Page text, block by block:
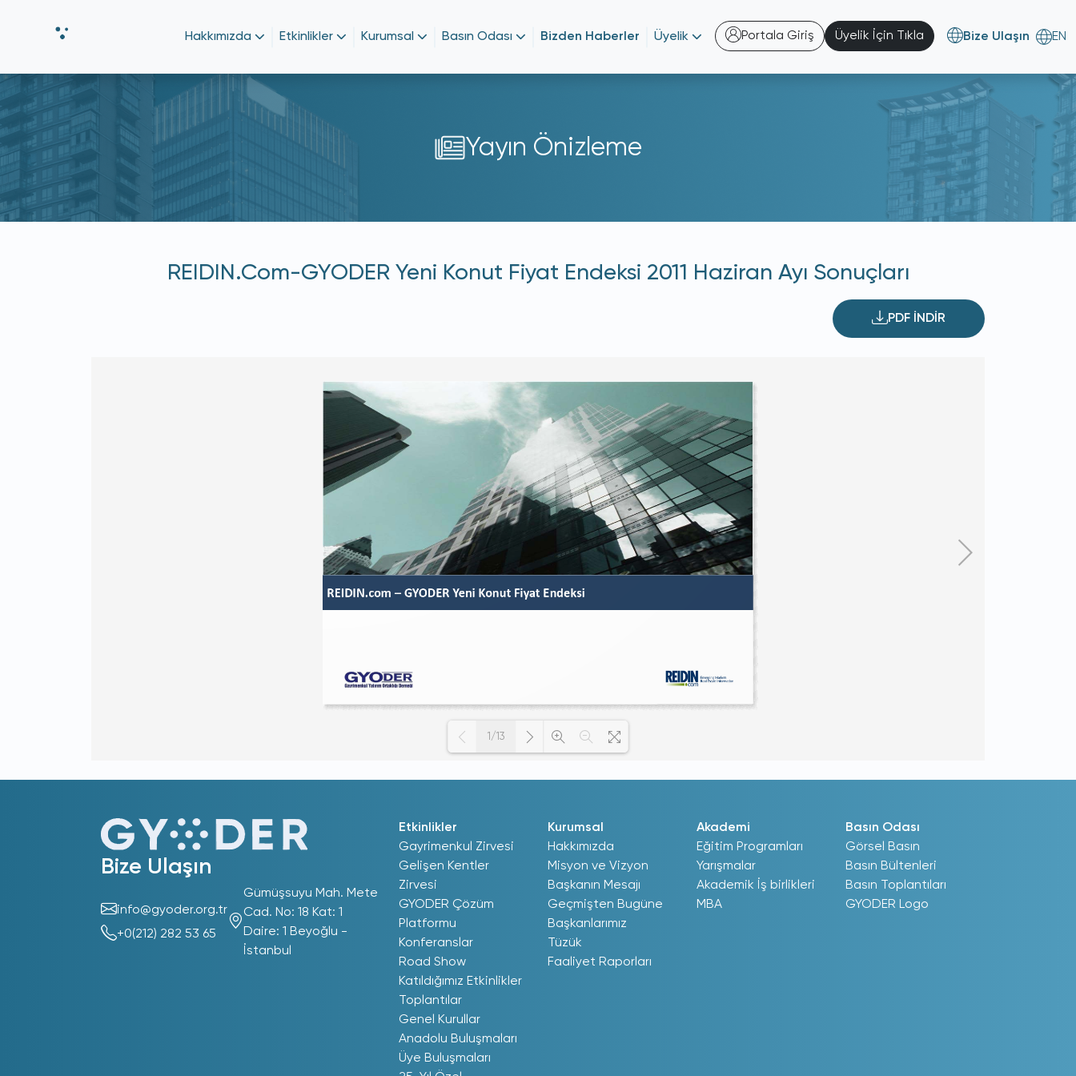
Hakkımızda Etkinlikler Kurumsal Basın Odası Bizden Haberler Üyelik Portala Giriş Üyelik İçin Tıkla Bize Ulaşın EN
Yayın Önizleme
REIDIN.Com-GYODER Yeni Konut Fiyat Endeksi 2011 Haziran Ayı Sonuçları
PDF İNDİR
1/13
Bize Ulaşın
info@gyoder.org.tr
+0(212) 282 53 65
Gümüşsuyu Mah. Mete
Cad. No: 18 Kat: 1
Daire: 1 Beyoğlu -
İstanbul
Etkinlikler
Gayrimenkul Zirvesi
Gelişen Kentler
Zirvesi
GYODER Çözüm
Platformu
Konferanslar
Road Show
Katıldığımız Etkinlikler
Toplantılar
Genel Kurullar
Anadolu Buluşmaları
Üye Buluşmaları
Kurumsal
Hakkımızda
Misyon ve Vizyon
Başkanın Mesajı
Geçmişten Bugüne
Başkanlarımız
Tüzük
Faaliyet Raporları
Akademi
Eğitim Programları
Yarışmalar
Akademik İş birlikleri
MBA
Basın Odası
Görsel Basın
Basın Bültenleri
Basın Toplantıları
GYODER Logo